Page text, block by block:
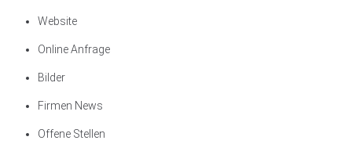
Website
Online Anfrage
Bilder
Firmen News
Offene Stellen